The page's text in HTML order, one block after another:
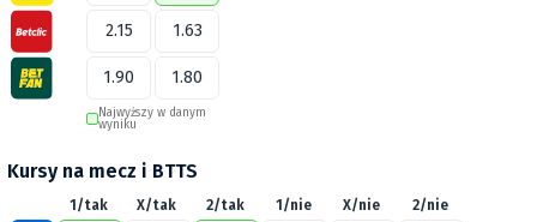
2.15 1.63
1.90 1.80
Najwyższy w danym
wyniku
Kursy na mecz i BTTS
1/tak X/tak 2/tak 1/nie X/nie 2/nie